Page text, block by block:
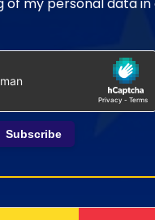
of my personal data
Subscribe